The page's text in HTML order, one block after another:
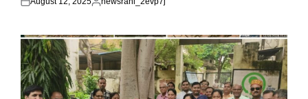
Posted
Posted